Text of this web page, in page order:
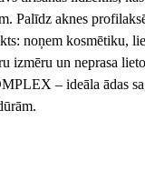
Palīdz aknes
noņem kosmētiku,
izmēru un neprasa
– ideāla ādas